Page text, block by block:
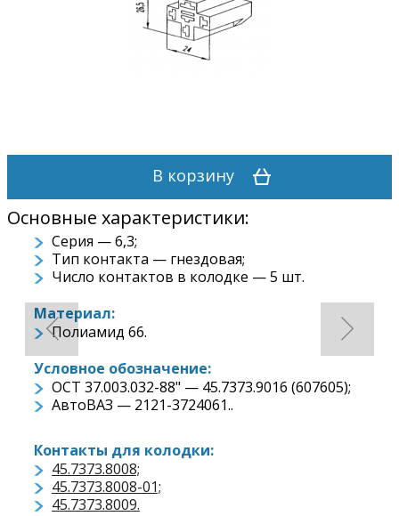
В корзину
Основные характеристики:
Серия — 6,3;
Тип контакта — гнездовая;
Число контактов в колодке — 5 шт.
Материал:
Полиамид 66.
Условное обозначение:
ОСТ 37.003.032-88" — 45.7373.9016 (607605);
АвтоВАЗ — 2121-3724061..
Контакты для колодки:
45.7373.8008;
45.7373.8008-01;
45.7373.8009.